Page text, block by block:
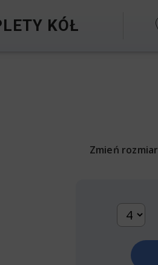
KÓŁ
Zmień rozmiar